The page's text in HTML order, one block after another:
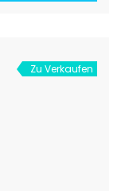
Zu Verkaufen